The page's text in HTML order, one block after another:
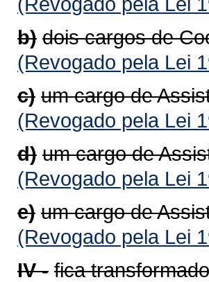
b) dois cargos de
(Revogado pela Lei
c) um cargo de
(Revogado pela Lei
d) um cargo de
(Revogado pela Lei
e) um cargo de
(Revogado pela Lei
IV - fica